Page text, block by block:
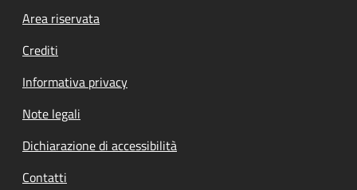
Footer menu
Area riservata
Crediti
Informativa privacy
Note legali
Dichiarazione di accessibilità
Contatti